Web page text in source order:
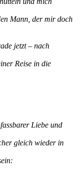
Mann, der mir doch
jetzt – nach
Reise in die
Liebe und
gleich wieder in